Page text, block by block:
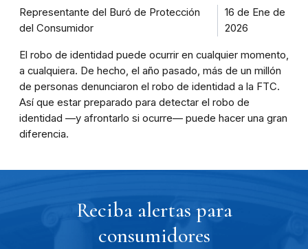
Representante del Buró de Protección
del Consumidor
16 de Ene de
2026
El robo de identidad puede ocurrir en cualquier momento,
a cualquiera. De hecho, el año pasado, más de un millón
de personas denunciaron el robo de identidad a la FTC.
Así que estar preparado para detectar el robo de
identidad —y afrontarlo si ocurre— puede hacer una gran
diferencia.
Reciba alertas para
consumidores